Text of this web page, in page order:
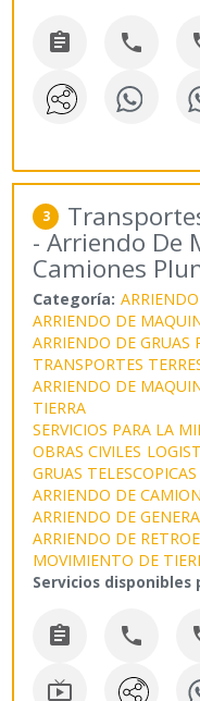
 
3
- Arriendo De
Camiones
Categoría:
ARRIENDO DE
ARRIENDO DE GRUAS
TRANSPORTES
ARRIENDO DE
TIERRA
SERVICIOS PARA LA
OBRAS CIVILES
GRUAS TELESCOPICAS
ARRIENDO DE
ARRIENDO DE
ARRIENDO DE
MOVIMIENTO DE
Servicios disponibles
 
